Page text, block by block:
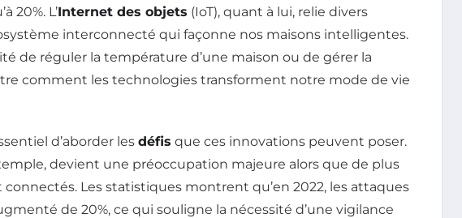
20%. L’Internet des objets (IoT), quant à lui, relie divers
interconnecté qui façonne nos maisons intelligentes.
de réguler la température d’une maison ou de gérer la
comment les technologies transforment notre mode de vie
d’aborder les défis que ces innovations peuvent poser.
devient une préoccupation majeure alors que de plus
connectés. Les statistiques montrent qu’en 2022, les attaques
de 20%, ce qui souligne la nécessité d’une vigilance